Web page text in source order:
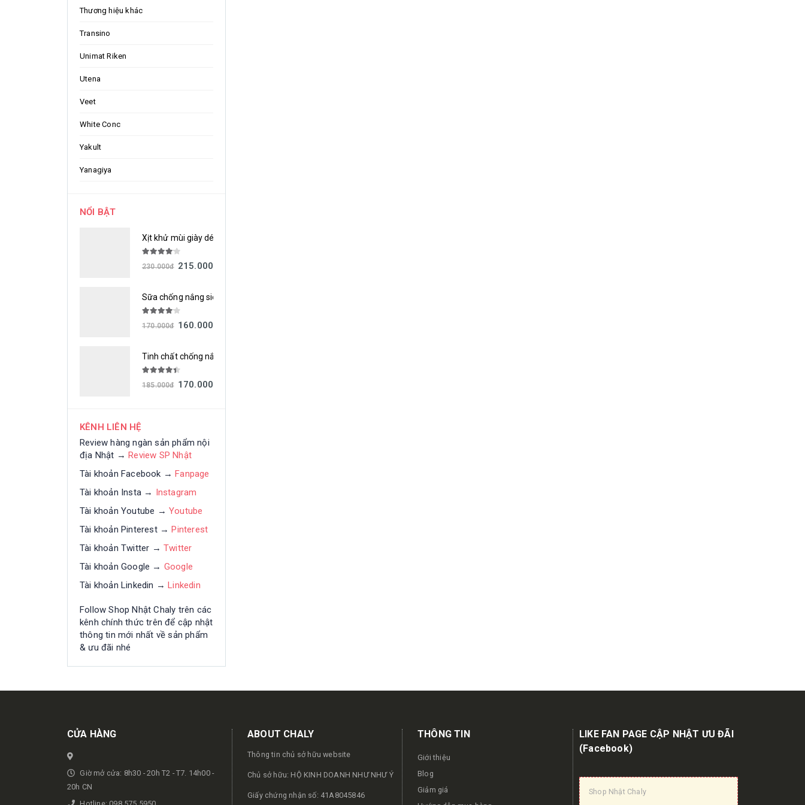
Thương hiệu khác
Transino
Unimat Riken
Utena
Veet
White Conc
Yakult
Yanagiya
NỔI BẬT
Xịt khử mùi giày dép Nonsmel Hakugen Earth 145ml của Nhật
out of 5
230.000đ 215.000
Sữa chống nắng siêu chống thấm nước Kose Suncut UV Perfect Milk Super Water Proof 60ml Nhật
out of 5
170.000đ 160.000
Tinh chất chống nắng siêu chống nước Kose Suncut UV Perfect Essence Super Water Proof 110g Nhật
out of 5
185.000đ 170.000
KÊNH LIÊN HỆ
Review hàng ngàn sản phẩm nội
địa Nhật →Review SP Nhật
Tài khoản Facebook →Fanpage
Tài khoản Insta → Instagram
Tài khoản Youtube → Youtube
Tài khoản Pinterest →Pinterest
Tài khoản Twitter → Twitter
Tài khoản Google → Google
Tài khoản Linkedin →Linkedin
Follow Shop Nhật Chaly trên các
kênh chính thức trên để cập nhật
thông tin mới nhất về sản phẩm
& ưu đãi nhé
Get in touch
CỬA HÀNG
Giờ mở cửa: 8h30 - 20h T2 - T7. 14h00 -
20h CN
ABOUT CHALY
Thông tin chủ sở hữu website
Chủ sở hữu: HỘ KINH DOANH NHƯ NHƯ Ý
Giấy chứng nhận số: 41A8045846
THÔNG TIN
Giới thiệu
Blog
Giảm giá
LIKE FAN PAGE CẬP NHẬT ƯU ĐÃI
(Facebook)
Shop Nhật Chaly